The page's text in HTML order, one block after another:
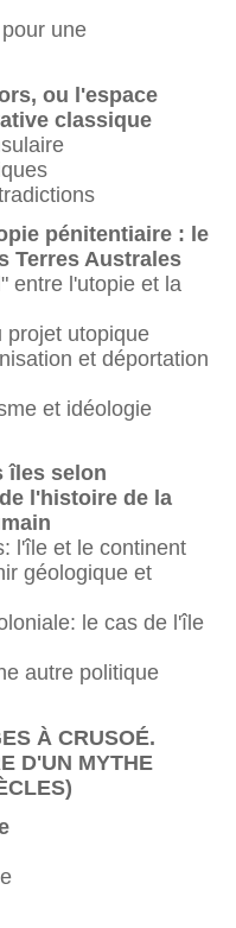
une
ou l'espace
classique
pénitentiaire : le
Terres Australes
entre l'utopie et la
projet utopique
et déportation
et idéologie
îles selon
l'histoire de la
l'île et le continent
géologique et
le cas de l'île
autre politique
À CRUSOÉ.
D'UN MYTHE